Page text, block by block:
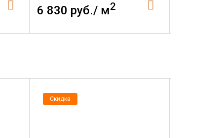
6 830 руб./ м2
Скидка